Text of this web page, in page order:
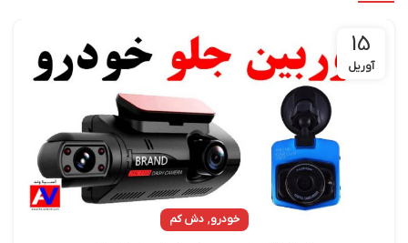
15
آوریل
خودرو,دش کم